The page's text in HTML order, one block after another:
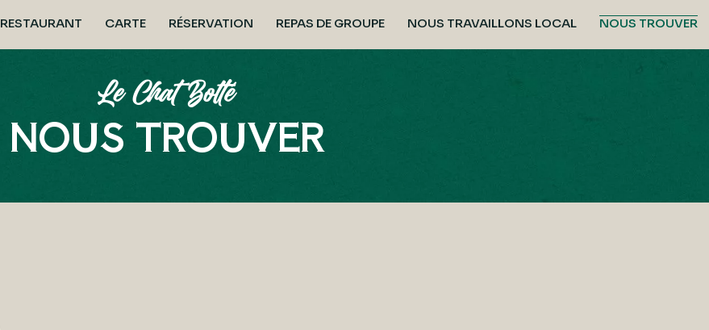
RESTAURANT CARTE RÉSERVATION REPAS DE GROUPE NOUS TRAVAILLONS LOCAL NOUS TROUVER
NOUS TROUVER